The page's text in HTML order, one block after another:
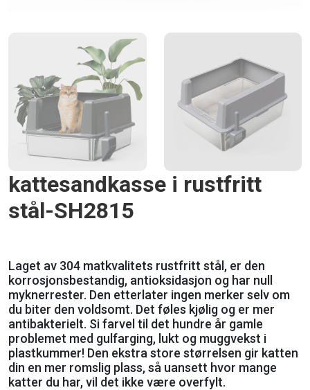
kattesandkasse i rustfritt
stål-SH2815
Laget av 304 matkvalitets rustfritt stål, er den
korrosjonsbestandig, antioksidasjon og har null
myknerrester. Den etterlater ingen merker selv om
du biter den voldsomt. Det føles kjølig og er mer
antibakterielt. Si farvel til det hundre år gamle
problemet med gulfarging, lukt og muggvekst i
plastkummer! Den ekstra store størrelsen gir katten
din en mer romslig plass, så uansett hvor mange
katter du har, vil det ikke være overfylt.